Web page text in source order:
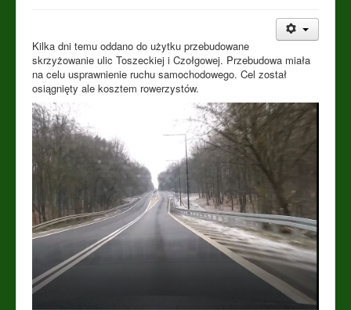
Kilka dni temu oddano do użytku przebudowane
skrzyżowanie ulic Toszeckiej i Czołgowej. Przebudowa miała
na celu usprawnienie ruchu samochodowego. Cel został
osiągnięty ale kosztem rowerzystów.